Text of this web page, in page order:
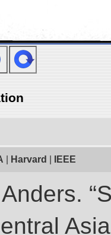
Harvard IEEE